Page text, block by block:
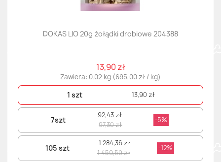
DOKAS LIO 20g żołądki drobiowe 204388
13,90 zł
Zawiera: 0.02 kg (695,00 zł / kg)
1 szt 13,90 zł
7szt
92,43 zł
97,30 zł
-5%
105 szt
1 284,36 zł
1 459,50 zł
-12%